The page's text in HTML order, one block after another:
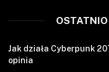
Jak działa Cyberpunk
opinia